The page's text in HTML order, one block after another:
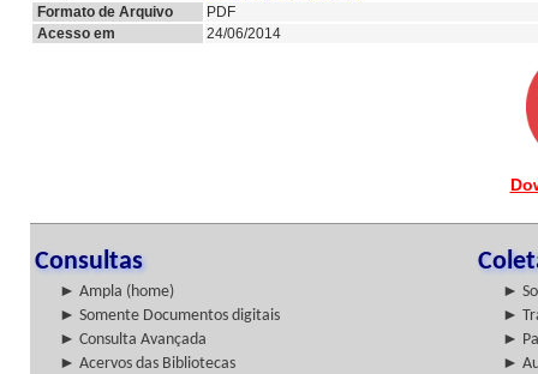
Formato de Arquivo
PDF
Acesso em
24/06/2014
Consultas
► Ampla (home)
►
► Somente Documentos digitais
►
► Consulta Avançada
►
► Acervos das Bibliotecas
►